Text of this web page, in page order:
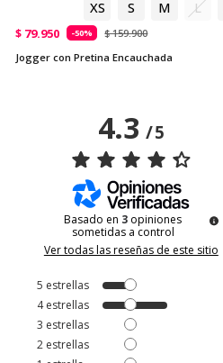
XS S M L
$ 79.950 -50%
$ 159.900
Jogger con Pretina Encauchada
4.3/5
Basado en 3 opiniones
sometidas a control
Ver todas las reseñas de este sitio
5 estrellas
4estrellas
3 estrellas
2 estrellas